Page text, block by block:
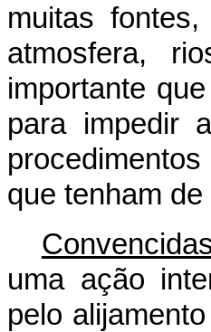
muitas
atmosfera,
importante
para impedir
que tenham de
uma ação
pelo